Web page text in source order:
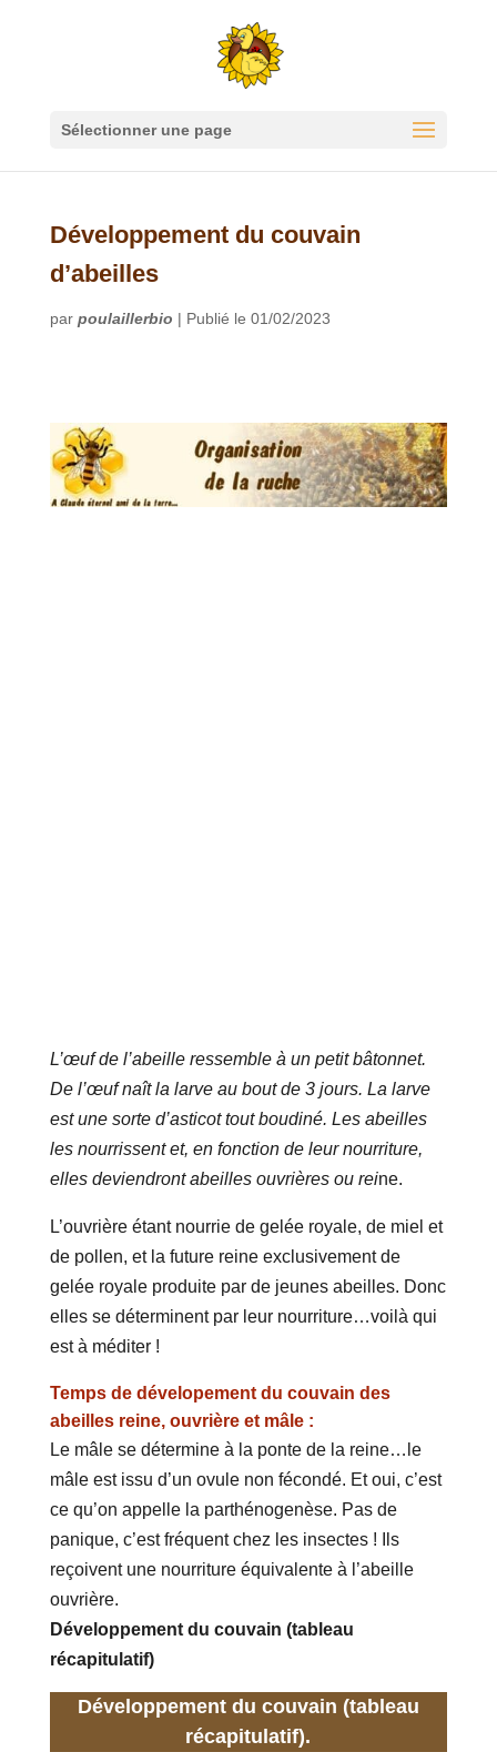
Sélectionner une page
Développement du couvain
d’abeilles
par poulaillerbio | Publié le 01/02/2023
L’œuf de l’abeille ressemble à un petit bâtonnet.
De l’œuf naît la larve au bout de 3 jours. La larve
est une sorte d’asticot tout boudiné. Les abeilles
les nourrissent et, en fonction de leur nourriture,
elles deviendront abeilles ouvrières ou reine.
L’ouvrière étant nourrie de gelée royale, de miel et
de pollen, et la future reine exclusivement de
gelée royale produite par de jeunes abeilles. Donc
elles se déterminent par leur nourriture…voilà qui
est à méditer !
Temps de dévelopement du couvain des
abeilles reine, ouvrière et mâle :
Le mâle se détermine à la ponte de la reine…le
mâle est issu d’un ovule non fécondé. Et oui, c’est
ce qu’on appelle la parthénogenèse. Pas de
panique, c’est fréquent chez les insectes ! Ils
reçoivent une nourriture équivalente à l’abeille
ouvrière.
Développement du couvain (tableau
récapitulatif)
Développement du couvain (tableau
récapitulatif).